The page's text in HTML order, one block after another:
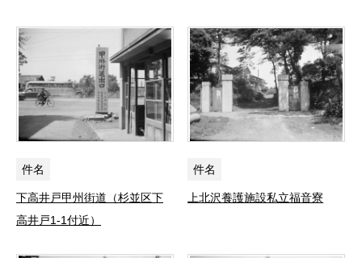
件名
下高井戸甲州街道（杉並区下
高井戸1-1付近）
件名
上北沢養護施設私立福音寮